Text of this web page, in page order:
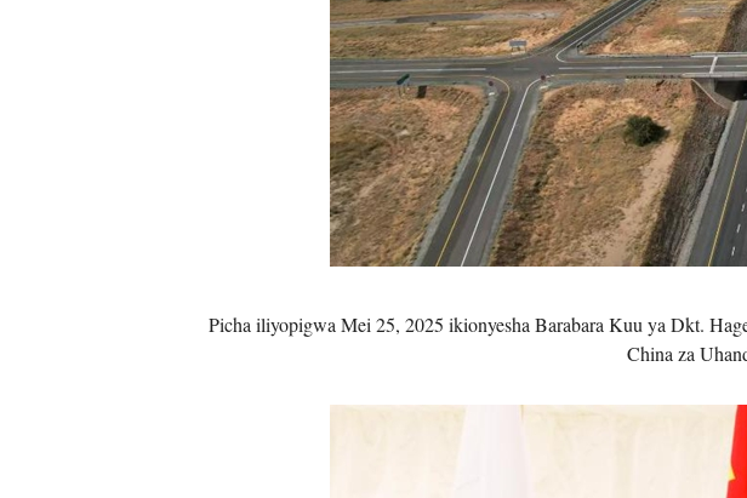
Picha iliyopigwa Mei 25, 2025 ikionyesha Barabara Kuu ya Dkt.
China za